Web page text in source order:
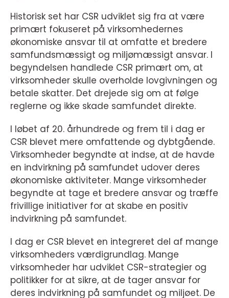
Historisk set har CSR udviklet sig fra at være
primært fokuseret på virksomhedernes
økonomiske ansvar til at omfatte et bredere
samfundsmæssigt og miljømæssigt ansvar. I
begyndelsen handlede CSR primært om, at
virksomheder skulle overholde lovgivningen og
betale skatter. Det drejede sig om at følge
reglerne og ikke skade samfundet direkte.
I løbet af 20. århundrede og frem til i dag er
CSR blevet mere omfattende og dybtgående.
Virksomheder begyndte at indse, at de havde
en indvirkning på samfundet udover deres
økonomiske aktiviteter. Mange virksomheder
begyndte at tage et bredere ansvar og træffe
frivillige initiativer for at skabe en positiv
indvirkning på samfundet.
I dag er CSR blevet en integreret del af mange
virksomheders værdigrundlag. Mange
virksomheder har udviklet CSR-strategier og
politikker for at sikre, at de tager ansvar for
deres indvirkning på samfundet og miljøet. De